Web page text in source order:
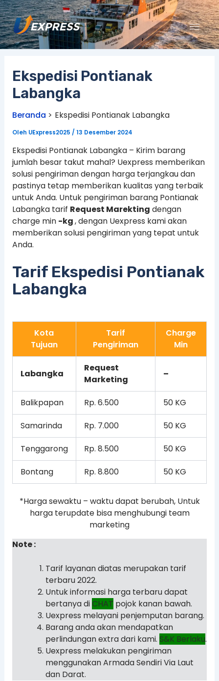
Lewati
ke
konten
Ekspedisi Pontianak
Labangka
Beranda Ekspedisi Pontianak Labangka
Oleh UExpress2025 / 13 Desember 2024
Ekspedisi Pontianak Labangka – Kirim barang
jumlah besar takut mahal? Uexpress memberikan
solusi pengiriman dengan harga terjangkau dan
pastinya tetap memberikan kualitas yang terbaik
untuk Anda. Untuk pengiriman barang Pontianak
Labangka tarif Request Marekting dengan
charge min -kg, dengan Uexpress kami akan
memberikan solusi pengiriman yang tepat untuk
Anda.
Tarif Ekspedisi Pontianak
Labangka
Kota
Tujuan
Tarif
Pengiriman
Charge
Min
Labangka
Request
Marketing
–
Balikpapan Rp. 6.500 50 KG
Samarinda Rp. 7.000 50 KG
Tenggarong Rp. 8.500 50 KG
Bontang Rp. 8.800 50 KG
*Harga sewaktu – waktu dapat berubah, Untuk
harga terupdate bisa menghubungi team
marketing
Note :
Tarif layanan diatas merupakan tarif
terbaru 2022.
Untuk informasi harga terbaru dapat
bertanya diCHAT pojok kanan bawah.
Uexpress melayani penjemputan barang.
Barang anda akan mendapatkan
perlindungan extra dari kami. S&K Berlaku.
Uexpress melakukan pengiriman
menggunakan Armada Sendiri Via Laut
dan Darat.